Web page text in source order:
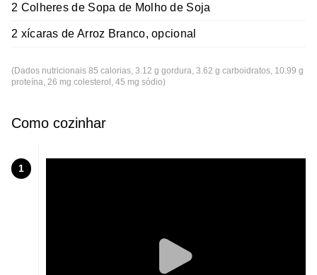
2 Colheres de Sopa de Molho de Soja
2 xícaras de Arroz Branco, opcional
(Dados nutricionais 85 calorias, 3.12 g gordura, 3.62 g carboidratos, 10.99 g
proteína, 26 mg colesterol, 45 mg sódio)
Como cozinhar
1